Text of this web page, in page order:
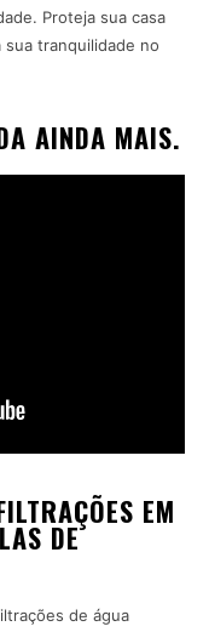
Proteja sua casa
tranquilidade no
AINDA MAIS.
EM
DE
de água